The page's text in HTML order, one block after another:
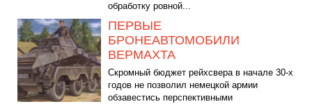
обработку ровной...
ПЕРВЫЕ
БРОНЕАВТОМОБИЛИ
ВЕРМАХТА
Скромный бюджет рейхсвера в начале 30-х
годов не позволил немецкой армии
обзавестись перспективными